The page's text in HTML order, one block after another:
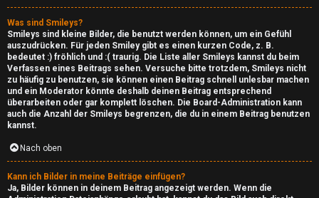
Was sind Smileys?
Smileys sind kleine Bilder, die benutzt werden können, um ein Gefühl
auszudrücken. Für jeden Smiley gibt es einen kurzen Code, z. B.
bedeutet :) fröhlich und :( traurig. Die Liste aller Smileys kannst du beim
Verfassen eines Beitrags sehen. Versuche bitte trotzdem, Smileys nicht
zu häufig zu benutzen, sie können einen Beitrag schnell unlesbar machen
und ein Moderator könnte deshalb deinen Beitrag entsprechend
überarbeiten oder gar komplett löschen. Die Board-Administration kann
auch die Anzahl der Smileys begrenzen, die du in einem Beitrag benutzen
kannst.
Nach oben
Kann ich Bilder in meine Beiträge einfügen?
Ja, Bilder können in deinem Beitrag angezeigt werden. Wenn die
↳
S
m
a
l
l